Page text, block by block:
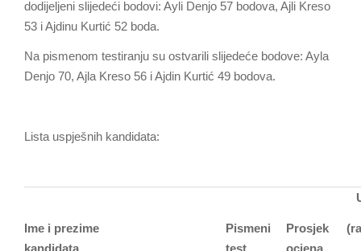
dodijeljeni slijedeći bodovi: Ayli Denjo 57 bodova, Ajli Kreso
53 i Ajdinu Kurtić 52 boda.
Na pismenom testiranju su ostvarili slijedeće bodove: Ayla
Denjo 70, Ajla Kreso 56 i Ajdin Kurtić 49 bodova.
Lista uspješnih kandidata:
Ime i prezime
kandidata
Pismeni
test
Prosjek
ocjena